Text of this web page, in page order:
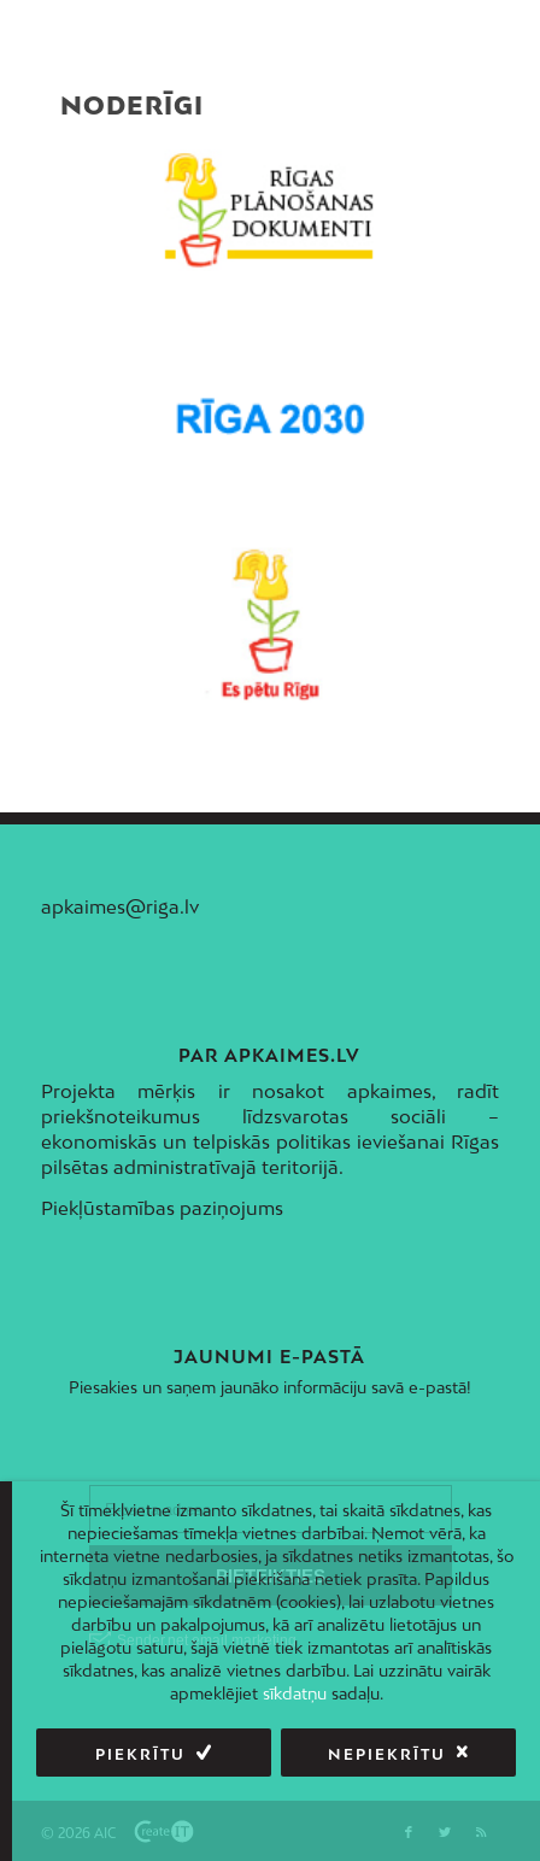
NODERĪGI
apkaimes@riga.lv
PAR APKAIMES.LV
Projekta mērķis ir nosakot apkaimes, radīt
priekšnoteikumus līdzsvarotas sociāli –
ekonomiskās un telpiskās politikas ieviešanai Rīgas
pilsētas administratīvajā teritorijā.
Piekļūstamības paziņojums
JAUNUMI E-PASTĀ
Piesakies un saņem jaunāko informāciju savā e-pastā!
© 2026 AIC
Šī tīmekļvietne izmanto sīkdatnes, tai skaitā sīkdatnes, kas
nepieciešamas tīmekļa vietnes darbībai. Ņemot vērā, ka
interneta vietne nedarbosies, ja sīkdatnes netiks izmantotas, šo
sīkdatņu izmantošanai piekrišana netiek prasīta. Papildus
nepieciešamajām sīkdatnēm (cookies), lai uzlabotu vietnes
darbību un pakalpojumus, kā arī analizētu lietotājus un
pielāgotu saturu, šajā vietnē tiek izmantotas arī analītiskās
sīkdatnes, kas analizē vietnes darbību. Lai uzzinātu vairāk
apmeklējiet sīkdatņusadaļu.
PIEKRĪTU NEPIEKRĪTU